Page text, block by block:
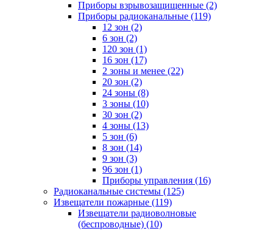
Приборы взрывозащищенные (2)
Приборы радиоканальные (119)
12 зон (2)
6 зон (2)
120 зон (1)
16 зон (17)
2 зоны и менее (22)
20 зон (2)
24 зоны (8)
3 зоны (10)
30 зон (2)
4 зоны (13)
5 зон (6)
8 зон (14)
9 зон (3)
96 зон (1)
Приборы управления (16)
Радиоканальные системы (125)
Извещатели пожарные (119)
Извещатели радиоволновые
(беспроводные) (10)